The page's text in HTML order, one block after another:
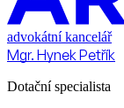
advokátní kancelář
Mgr. Hynek Petřík
Dotační specialista